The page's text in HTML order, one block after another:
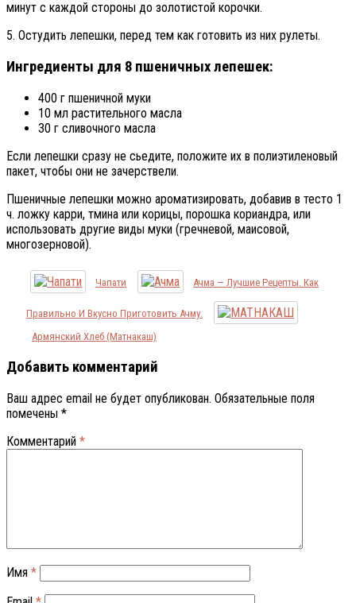
минут с каждой стороны до золотистой корочки.
5. Остудить лепешки, перед тем как готовить из них рулеты.
Ингредиенты для 8 пшеничных лепешек:
400 г пшеничной муки
10 мл растительного масла
30 г сливочного масла
Если лепешки сразу не сьедите, положите их в полиэтиленовый
пакет, чтобы они не зачерствели.
Пшеничные лепешки можно ароматизировать, добавив в тесто 1
ч. ложку карри, тмина или корицы, порошка кориандра, или
использовать другие виды муки (гречневой, маисовой,
многозерновой).
Чапати Ачма — Лучшие Рецепты. Как
Правильно И Вкусно Приготовить Ачму.
Армянский Хлеб (Матнакаш)
Добавить комментарий
Ваш адрес email не будет опубликован. Обязательные поля
помечены *
Комментарий *
Имя *